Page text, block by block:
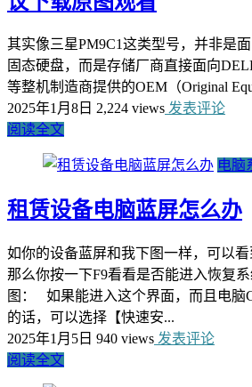
其实像三星PM9C1这类型号，并非是
固态硬盘，而是存储厂商直接面向
等整机制造商提供的OEM（Original
2025年1月8日 2,224 views 发表评论
阅读全文
电脑
租赁设备电脑蓝屏怎么办
如你的设备蓝屏和我下图一样，可以看
那么你按一下F9看看是否能进入恢复
图： 如果能进入这个界面，而且电脑
的话，可以选择【快速安...
2025年1月5日 940 views 发表评论
阅读全文